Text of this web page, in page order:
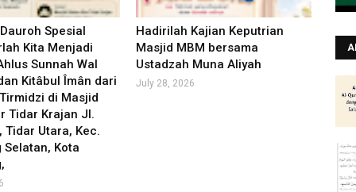
Spesial
Kita Menjadi
Sunnah Wal
Kitâbul Îmân dari
di Masjid
Tidar Krajan Jl.
Tidar Utara, Kec.
Kota
Hadirilah Kajian Keputrian
Masjid MBM bersama
Ustadzah Muna Aliyah
July 28, 2026